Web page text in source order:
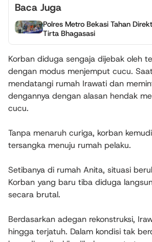
Baca Juga
Polres Metro Bekasi Tahan
Tirta Bhagasasi
Korban diduga sengaja dijebak oleh
dengan modus menjemput cucu.
mendatangi rumah Irawati dan
dengannya dengan alasan hendak
cucu.
Tanpa menaruh curiga, korban
tersangka menuju rumah pelaku.
Setibanya di rumah Anita, situasi
Korban yang baru tiba diduga
secara brutal.
Berdasarkan adegan rekonstruksi,
hingga terjatuh. Dalam kondisi tak